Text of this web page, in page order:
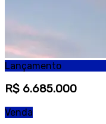
Lançamento
R$ 6.685.000
Venda